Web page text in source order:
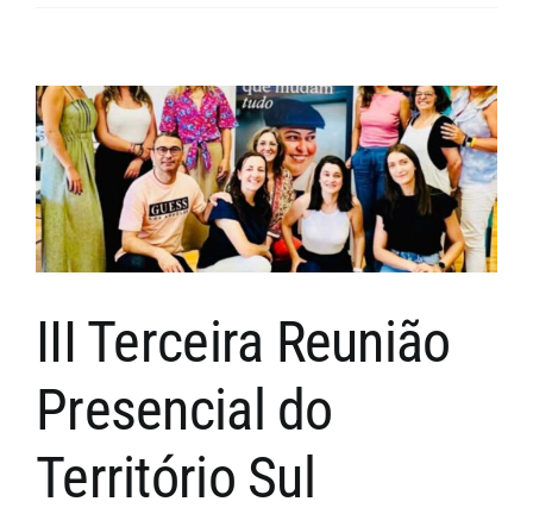
–
Creche
Espaço
Infantil
III Terceira Reunião
Presencial do
Território Sul